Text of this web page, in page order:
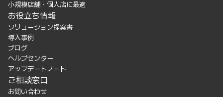
小規模店舗・個人店に最適
お役立ち情報
ソリューション提案書
導入事例
ブログ
ヘルプセンター
アップデートノート
ご相談窓口
お問い合わせ